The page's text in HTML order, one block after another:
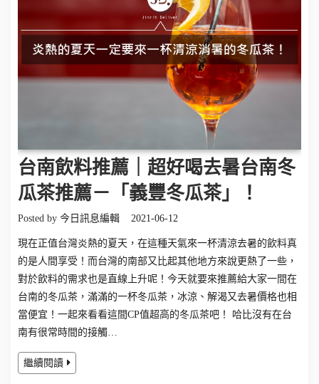
台南飲料推薦｜超好喝去暑台南冬
瓜茶推薦－「義豐冬瓜茶」！
Posted by 今日訊息編輯 2021-06-12
現在正值台灣炎熱的夏天，在這種天氣來一杯清涼去暑的飲料真
的是人間享受！而台灣的南部又比起其他地方來說更熱了一些，
對於飲料的需求也是直線上升呢！今天就要來推薦給大家一間在
台南的冬瓜茶，滿滿的一杯冬瓜茶，冰涼、解渴又去暑價格也相
當便宜！一起來看看這間CP值超高的冬瓜茶吧！ 哈比沒有在台
南有很常時間的接觸…
繼續閱讀